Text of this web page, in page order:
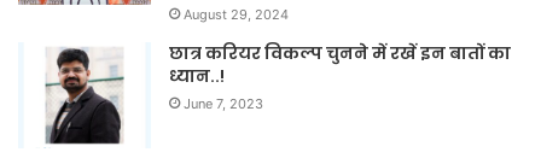
August 29, 2024
छात्र करियर विकल्प चुनने में रखें इन बातों का
ध्यान..!
June 7, 2023